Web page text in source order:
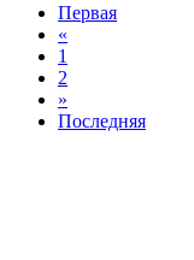
Первая
«
1
2
»
Последняя